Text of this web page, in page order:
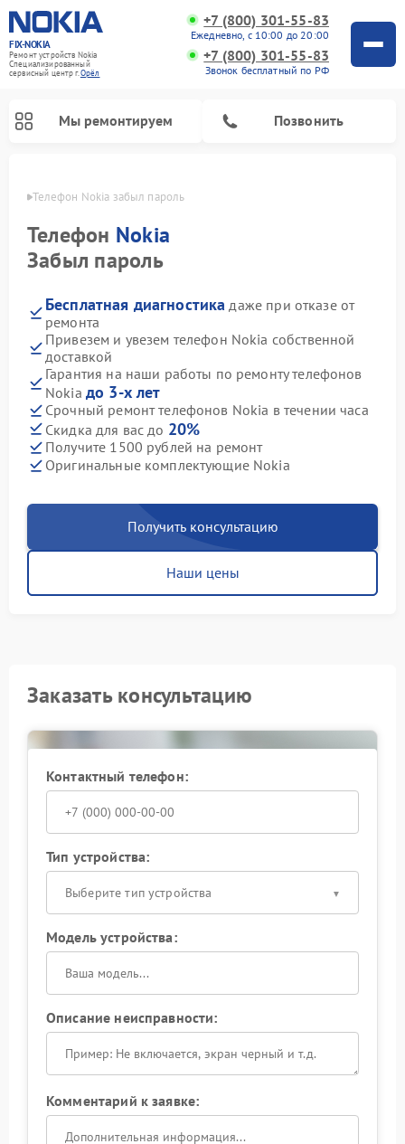
FIX-NOKIA
Ремонт устройств Nokia
Специализированный
cервисный центр г.Орёл
+7 (800) 301-55-83
Ежедневно, с 10:00 до 20:00
+7 (800) 301-55-83
Звонок бесплатный по РФ
Мы ремонтируем Позвонить
Телефон Nokia забыл пароль
Телефон Nokia
Забыл пароль
Бесплатная диагностика даже при отказе от
ремонта
Привезем и увезем телефон Nokia собственной
доставкой
Гарантия на наши работы по ремонту телефонов
Nokia до 3-х лет
Срочный ремонт телефонов Nokia в течении часа
Скидка для вас до 20%
Получите 1500 рублей на ремонт
Оригинальные комплектующие Nokia
Получить консультацию
Наши цены
Заказать консультацию
Контактный телефон:
Тип устройства:
Выберите тип устройства
Модель устройства:
Описание неисправности:
Комментарий к заявке: